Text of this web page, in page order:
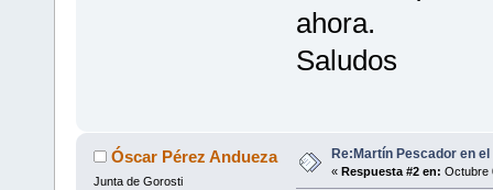
ahora.
Saludos
Óscar Pérez Andueza
Junta de Gorosti
Re:Martín Pescador en el
« Respuesta #2 en: Octubre